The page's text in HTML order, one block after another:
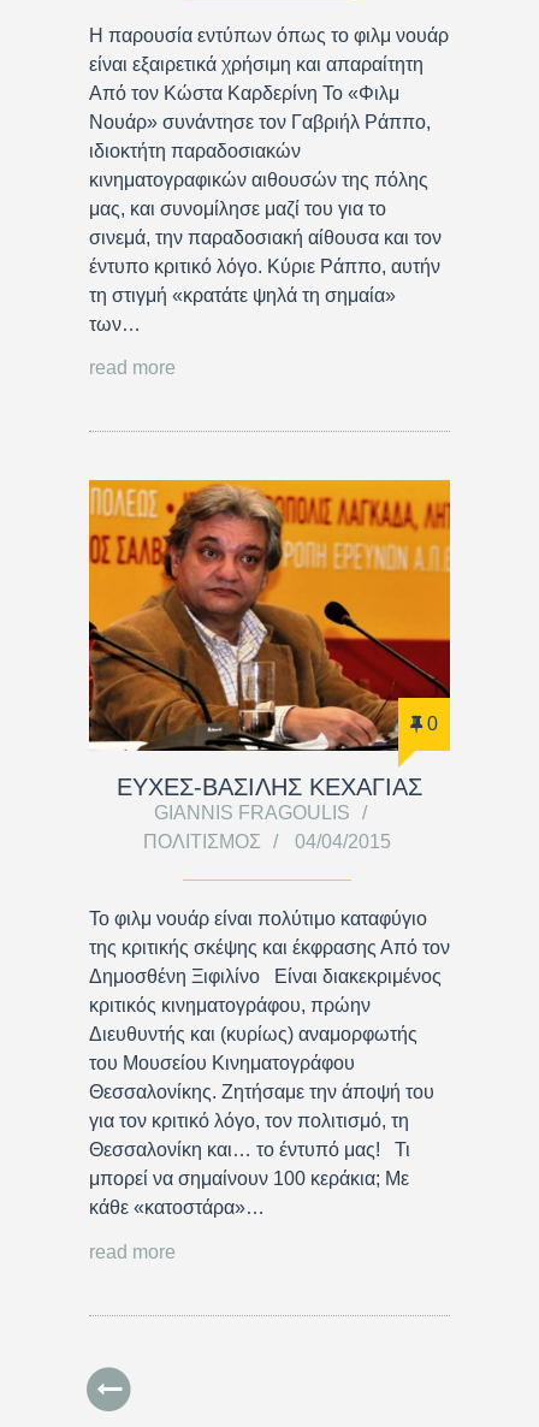
Η παρουσία εντύπων όπως το φιλμ νουάρ
είναι εξαιρετικά χρήσιμη και απαραίτητη
Από τον Κώστα Καρδερίνη Το «Φιλμ
Νουάρ» συνάντησε τον Γαβριήλ Ράππο,
ιδιοκτήτη παραδοσιακών
κινηματογραφικών αιθουσών της πόλης
μας, και συνομίλησε μαζί του για το
σινεμά, την παραδοσιακή αίθουσα και τον
έντυπο κριτικό λόγο. Κύριε Ράππο, αυτήν
τη στιγμή «κρατάτε ψηλά τη σημαία»
των…
read more
0
ΕΥΧΕΣ-ΒΑΣΙΛΗΣ ΚΕΧΑΓΙΑΣ
GIANNIS FRAGOULIS
ΠΟΛΙΤΙΣΜΌΣ
04/04/2015
Το φιλμ νουάρ είναι πολύτιμο καταφύγιο
της κριτικής σκέψης και έκφρασης Από τον
Δημοσθένη Ξιφιλίνο Είναι διακεκριμένος
κριτικός κινηματογράφου, πρώην
Διευθυντής και (κυρίως) αναμορφωτής
του Μουσείου Κινηματογράφου
Θεσσαλονίκης. Ζητήσαμε την άποψή του
για τον κριτικό λόγο, τον πολιτισμό, τη
Θεσσαλονίκη και… το έντυπό μας! Τι
μπορεί να σημαίνουν 100 κεράκια; Με
κάθε «κατοστάρα»…
read more